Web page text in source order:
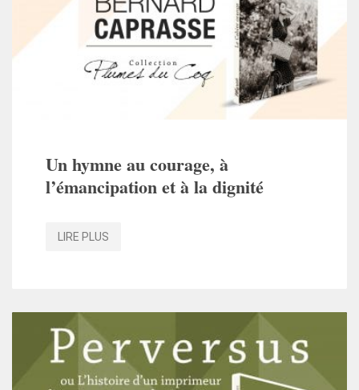
Un hymne au courage, à
l’émancipation et à la dignité
LIRE PLUS